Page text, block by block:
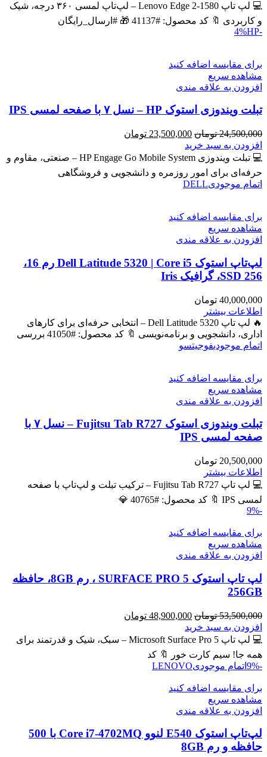
43,600,000 تومان
39,900,000 تومان
است.
💻 لپ تاپ Lenovo Edge 2-1580 – لپ‌تاپ لمسی ۳۶۰ درجه، شیک
و کاربردی 🔖 کد محصول: #41137 🎁 #ارسال_رایگان
-4%
HP
برای مقایسه اضافه کنید
مشاهده سریع
افزودن به علاقه مندی
تبلت ویندوزی استوک HP – نسل ۷ با صفحه لمسی IPS
24,500,000 تومان قیمت
اصلی
24,500,000 تومان
23,500,000 تومان
23,500,000 تومان
افزودن به سبد خرید
💻 تبلت ویندوزی HP Engage Go Mobile System – صنعتی، مقاوم و
حرفه‌ای برای امور روزمره و دانشجویی و فروشگاهی
اتمام موجودیDELL
برای مقایسه اضافه کنید
مشاهده سریع
افزودن به علاقه مندی
لپ‌تاپ استوک Dell Latitude 5320 | Core i5 رم 16،
SSD 256، گرافیک Iris
40,000,000 تومان
اطلاعات بیشتر
🔥 لپ تاپ Dell Latitude 5320 – انتخابی حرفه‌ای برای کارهای
اداری، دانشجویی و برنامه‌نویسی 🔖 کد محصول: #41050 بررسی
اتمام موجودیفوجیتسو
برای مقایسه اضافه کنید
مشاهده سریع
افزودن به علاقه مندی
تبلت ویندوزی استوک Fujitsu Tab R727 – نسل ۷ با
صفحه لمسی IPS
20,500,000 تومان
اطلاعات بیشتر
💻 لپ تاپ Fujitsu Tab R727 – ترکیب تبلت و لپ‌تاپ با صفحه
لمسی IPS 🔖 کد محصول: #40765 💎
-9%
برای مقایسه اضافه کنید
مشاهده سریع
افزودن به علاقه مندی
لپ تاپ استوک SURFACE PRO 5 ، رم 8GB، حافظه
256GB
53,500,000 تومان قیمت
اصلی
53,500,000 تومان
48,900,000 تومان
48,900,000 تومان
افزودن به سبد خرید
💻 لپ تاپ Microsoft Surface Pro 5 – سبک، شیک و قدرتمند برای
همه جا! سیم کارت خور 🔖 کد
-9%
اتمام موجودیLENOVO
برای مقایسه اضافه کنید
مشاهده سریع
افزودن به علاقه مندی
لپ‌تاپ استوک E540 لنوو Core i7-4702MQ با 500
حافظه و رم 8GB